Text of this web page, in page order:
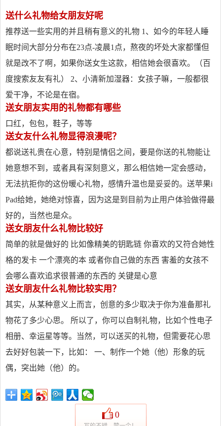
送什么礼物给女朋友好呢
推荐送一些实用的并且稍有意义的礼物 1、如今的年轻人睡
眠时间大部分分布在23点-凌晨1点，熬夜的坏处大家都懂但
就是改不了啊，如果你送女生这款，相信她会很喜欢。（百
度搜索友友有礼） 2、小清新加湿器：女孩子嘛，一般都很
爱干净，不论是在宿。
送女朋友实用的礼物都有哪些
口红，包包，鞋子，等等
送女友什么礼物显得浪漫呢？
都说送礼贵在心意，特别是情侣之间，要是你送的礼物能让
她意想不到，或者具有深刻意义，那么相信她一定会感动，
无法抗拒你的这份暖心礼物，感情升温也是妥妥的。送苹果i
Pad给她，她绝对惊喜，因为这是到目前为止用户体验做得最
好的，当然也是众。
送女朋友什么礼物比较好
简单的就是做好的 比如像精美的钥匙链 你喜欢的又符合她性
格的发卡 一个漂亮的本 或者你自己做的东西 害羞的女孩不
会哪么喜欢追求很普通的东西的 关键是心意
送女朋友什么礼物比较实用？
其实，从某种意义上而言，创意的多少取决于你为准备那礼
物花了多少心思。 所以了，你可以自制礼物，比如个性电子
相册、幸运星等等。当然，可以送买的礼物，但需要花心思
去好好包装一下，比如： 一、制作一个她（他）形象的玩
偶，突出她（他）的。
0